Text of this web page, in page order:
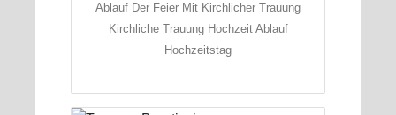
Ablauf Der Feier Mit Kirchlicher Trauung
Kirchliche Trauung Hochzeit Ablauf
Hochzeitstag